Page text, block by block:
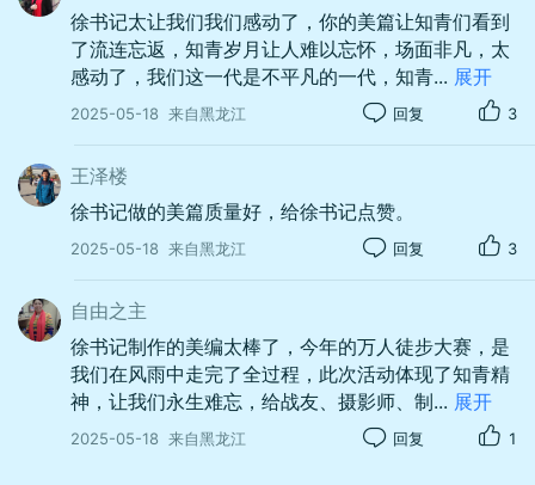
01:32
徐书记太让我们我们感动了，你的美篇让知青们看到
了流连忘返，知青岁月让人难以忘怀，场面非凡，太
感动了，我们这一代是不平凡的一代，知青... 展开
2025-05-18 来自黑龙江 回复 3
王泽楼
徐书记做的美篇质量好，给徐书记点赞。
2025-05-18 来自黑龙江 回复 3
自由之主
徐书记制作的美编太棒了，今年的万人徒步大赛，是
我们在风雨中走完了全过程，此次活动体现了知青精
神，让我们永生难忘，给战友、摄影师、制... 展开
2025-05-18 来自黑龙江 回复 1